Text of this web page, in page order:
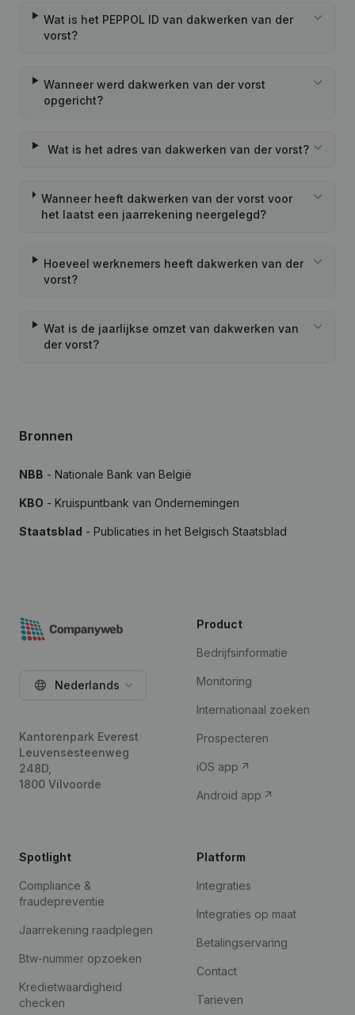
Wat is het PEPPOL ID van dakwerken van der
vorst?
Wanneer werd dakwerken van der vorst
opgericht?
Wat is het adres van dakwerken van der vorst?
Wanneer heeft dakwerken van der vorst voor
het laatst een jaarrekening neergelegd?
Hoeveel werknemers heeft dakwerken van der
vorst?
Wat is de jaarlijkse omzet van dakwerken van
der vorst?
Bronnen
NBB - Nationale Bank van België
KBO - Kruispuntbank van Ondernemingen
Staatsblad - Publicaties in het Belgisch Staatsblad
Nederlands
Kantorenpark Everest
Leuvensesteenweg
248D,
1800 Vilvoorde
Product
Bedrijfsinformatie
Monitoring
Internationaal zoeken
Prospecteren
iOS app
Android app
Spotlight
Compliance &
fraudepreventie
Jaarrekening raadplegen
Btw-nummer opzoeken
Kredietwaardigheid
checken
Platform
Integraties
Integraties op maat
Betalingservaring
Contact
Tarieven